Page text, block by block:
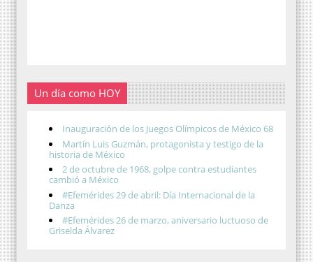
Un día como HOY
Inauguración de los Juegos Olímpicos de México 68
Martín Luis Guzmán, protagonista y testigo de la
historia de México
2 de octubre de 1968, golpe contra estudiantes
cambió a México
#Efemérides 29 de abril: Día Internacional de la
Danza
#Efemérides 26 de marzo, aniversario luctuoso de
Griselda Álvarez